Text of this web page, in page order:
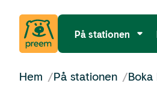
På stationen
Hem /På stationen /